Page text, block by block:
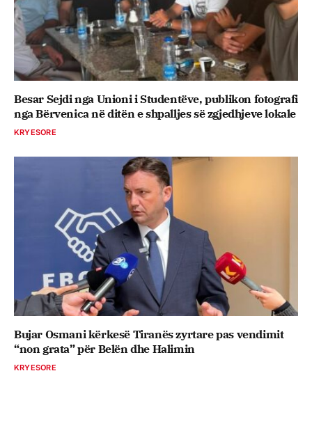
Besar Sejdi nga Unioni i Studentëve, publikon fotografi
nga Bërvenica në ditën e shpalljes së zgjedhjeve lokale
KRYESORE
Bujar Osmani kërkesë Tiranës zyrtare pas vendimit
“non grata” për Belën dhe Halimin
KRYESORE